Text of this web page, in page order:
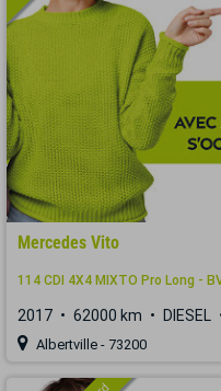
Mercedes Vito
114 CDI 4X4 MIXTO Pro Long -
2017 62000 km DIESEL
Albertville - 73200